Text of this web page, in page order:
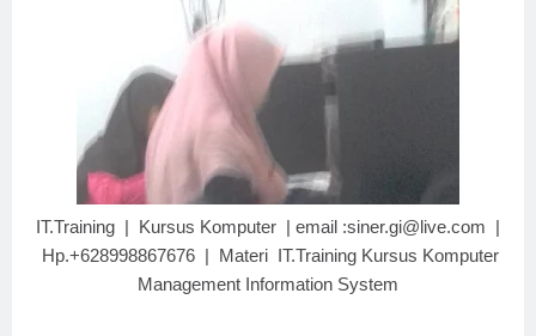
IT.Training | Kursus Komputer | email :siner.gi@live.com |
Hp.+628998867676 | Materi IT.Training Kursus Komputer
Management Information System